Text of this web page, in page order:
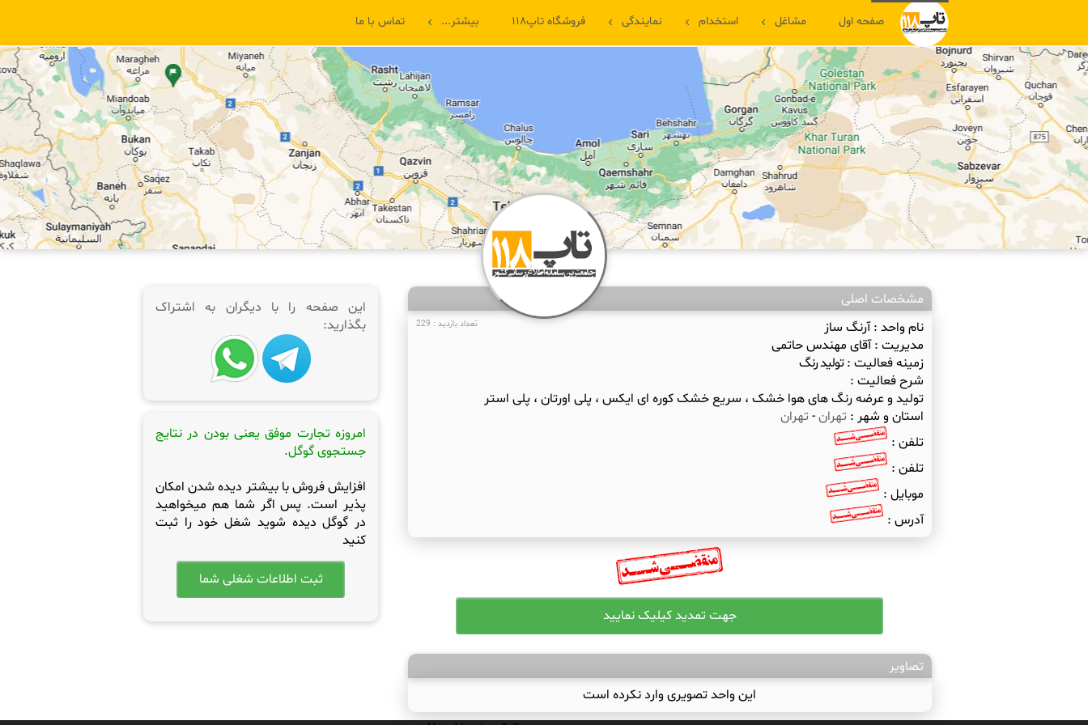
صفحه اول مشاغل استخدام نمایندگی فروشگاه تاپ۱۱۸ بیشتر... تماس با ما
مشخصات اصلی
تعداد بازدید : 229 نام واحد :آرنگ ساز
مدیریت :آقای مهندس حاتمی
زمینه فعالیت :تولید رنگ
شرح فعالیت :
تولید و عرضه رنگ های هوا خشک ، سریع خشک کوره ای ایکس ، پلی اورتان ، پلی استر
استان و شهر : تهران- تهران
تلفن :
تلفن :
موبایل :
آدرس :
تصاویر
این واحد تصویری وارد نکرده است
این صفحه را با دیگران به اشتراک
بگذارید:
امروزه تجارت موفق یعنی بودن در نتایج
جستجوی گوگل.
افزایش فروش با بیشتر دیده شدن امکان
پذیر است. پس اگر شما هم میخواهید
در گوگل دیده شوید شغل خود را ثبت
کنید